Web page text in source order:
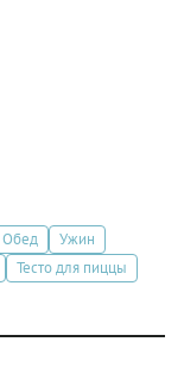
Обед
Ужин
Тесто для пиццы